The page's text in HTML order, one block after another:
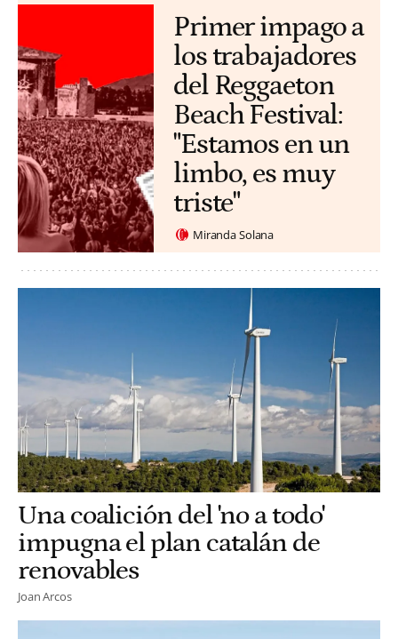
Primer impago a
los trabajadores
del Reggaeton
Beach Festival:
"Estamos en un
limbo, es muy
triste"
Miranda Solana
Una coalición del 'no a todo'
impugna el plan catalán de
renovables
Joan Arcos